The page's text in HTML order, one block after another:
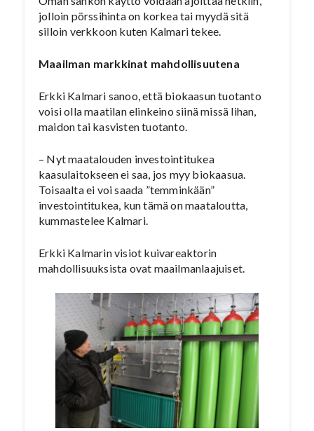
jolloin pörssihinta on korkea tai myydä sitä
silloin verkkoon kuten Kalmari tekee.
Maailman markkinat mahdollisuutena
Erkki Kalmari sanoo, että biokaasun tuotanto
voisi olla maatilan elinkeino siinä missä lihan,
maidon tai kasvisten tuotanto.
– Nyt maatalouden investointitukea
kaasulaitokseen ei saa, jos myy biokaasua.
Toisaalta ei voi saada ”temminkään”
investointitukea, kun tämä on maataloutta,
kummastelee Kalmari.
Erkki Kalmarin visiot kuivareaktorin
mahdollisuuksista ovat maailmanlaajuiset.